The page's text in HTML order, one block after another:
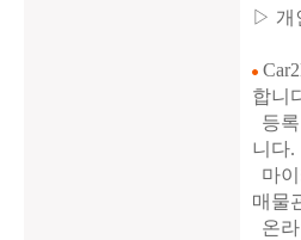
▷ 개
합니
등
니다.
마
매물
온